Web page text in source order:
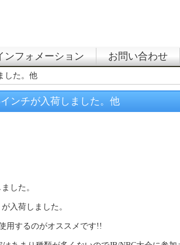
ンフォメーション お問い合わせ
した。他
ンチが入荷しました。他
した。
入荷しました。
用するのがオススメです!!